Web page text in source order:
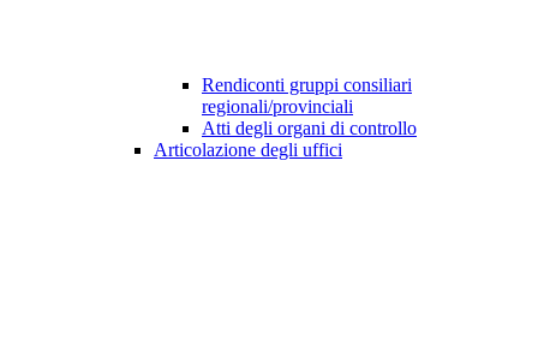
Rendiconti gruppi consiliari
regionali/provinciali
Atti degli organi di controllo
Articolazione degli uffici